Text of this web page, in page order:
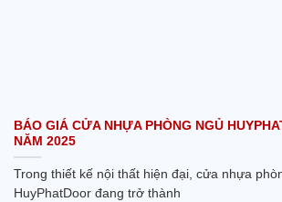
BÁO GIÁ CỬA NHỰA PHÒNG NGỦ
NĂM 2025
Trong thiết kế nội thất hiện đại, cửa nhựa
HuyPhatDoor đang trở thành